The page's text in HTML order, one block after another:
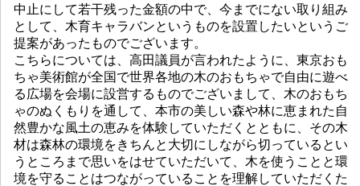
中止にして若干残った金額の中で、今までにない取り組み
として、木育キャラバンというものを設置したいというご
提案があったものでございます。
こちらについては、高田議員が言われたように、東京おも
ちゃ美術館が全国で世界各地の木のおもちゃで自由に遊べ
る広場を会場に設営するものでございまして、木のおもち
ゃのぬくもりを通して、本市の美しい森や林に恵まれた自
然豊かな風土の恵みを体験していただくとともに、その木
材は森林の環境をきちんと大切にしながら切っているとい
うところまで思いをはせていただいて、木を使うことと環
境を守ることはつながっていることを理解していただくた